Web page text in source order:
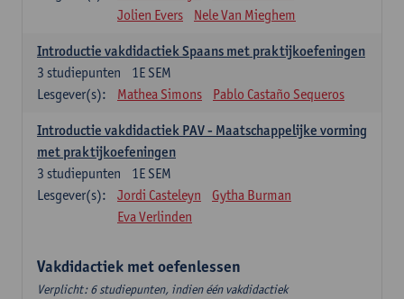
Jolien Evers
Nele Van Mieghem
Introductie vakdidactiek Spaans met praktijkoefeningen
1E SEM
3 studiepunten
Lesgever(s):
Mathea Simons Pablo Castaño Sequeros
Introductie vakdidactiek PAV - Maatschappelijke vorming
met praktijkoefeningen
1E SEM
3 studiepunten
Lesgever(s):
Jordi Casteleyn
Gytha Burman
Eva Verlinden
Vakdidactiek met oefenlessen
Verplicht: 6 studiepunten, indien één vakdidactiek